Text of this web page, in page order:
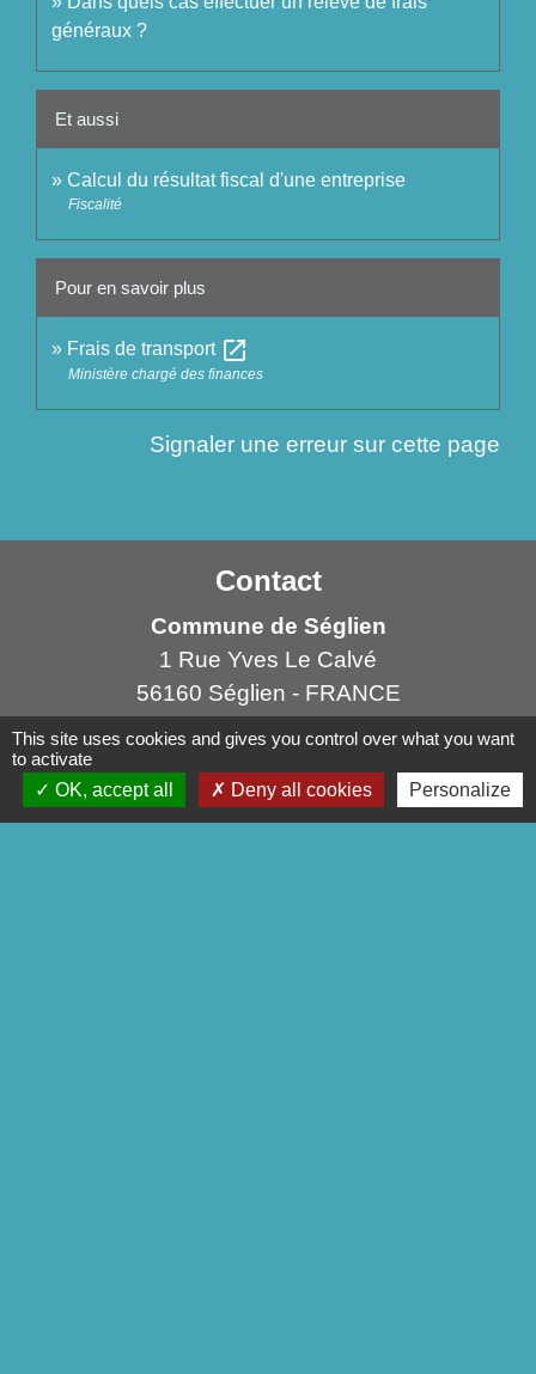
généraux ?
Et aussi
Calcul du résultat fiscal d'une entreprise
Fiscalité
Pour en savoir plus
Frais de transport open_in_new
Ministère chargé des finances
Signaler une erreur sur cette page
Contact
Commune de Séglien
1 Rue Yves Le Calvé
56160 Séglien - FRANCE
+33 2 97 28 00 66
This site uses cookies and gives you control over what you want
to activate
OK, accept all
Deny all cookies Personalize